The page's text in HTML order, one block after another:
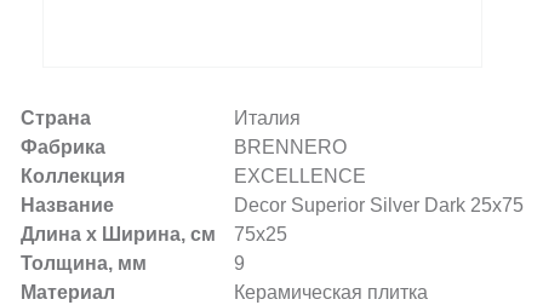
Страна
Италия
Фабрика
BRENNERO
Коллекция
EXCELLENCE
Название
Decor Superior Silver Dark 25x75
Длина х Ширина, см
75x25
Толщина, мм
9
Материал
Керамическая плитка